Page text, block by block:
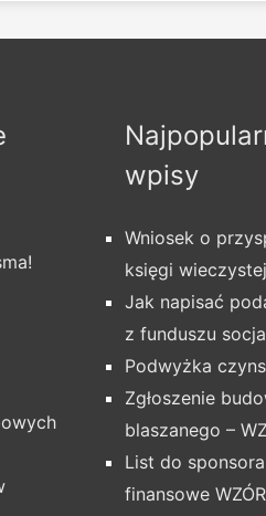
wpisy
Wniosek o
księgi
Jak napisać
z funduszu
Podwyżka
Zgłoszenie
blaszanego –
List do
finansowe WZÓR